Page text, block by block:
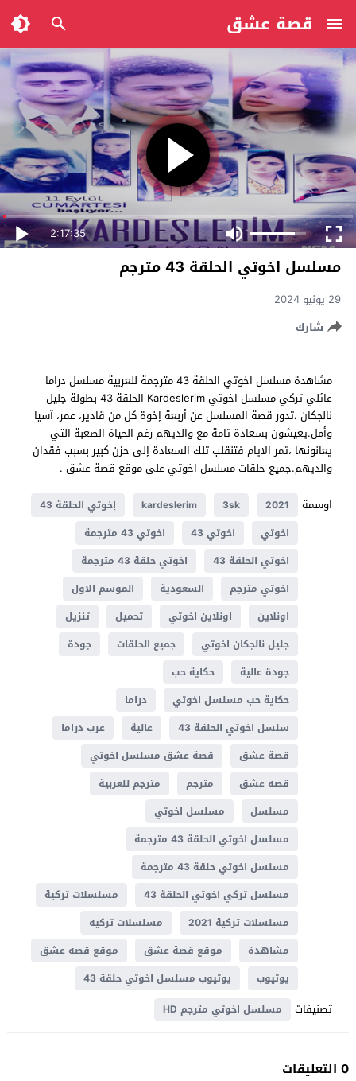
قصة عشق
2:17:35
مسلسل اخوتي الحلقة 43 مترجم
29 يونيو 2024
شارك
مشاهدة مسلسل اخوتي الحلقة 43 مترجمة للعربية مسلسل دراما
عائلي تركي مسلسل اخوتي Kardeslerim الحلقة 43 بطولة جليل
نالجكان ،تدور قصة المسلسل عن أربعة إخوة كل من قادير، عمر، آسيا
وأمل.يعيشون بسعادة تامة مع والديهم رغم الحياة الصعبة التي
يعانونها ،تمر الايام فتنقلب تلك السعادة إلى حزن كبير بسبب فقدان
والديهم.جميع حلقات مسلسل اخوتي على موقع قصة عشق .
اوسمة
2021
3sk
kardeslerim
إخوتي الحلقة 43
اخوتي
اخوتي 43
اخوتي 43 مترجمة
اخوتي الحلقة 43
اخوتي حلقة 43 مترجمة
اخوتي مترجم
السعودية
الموسم الاول
اونلاين
اونلاين اخوتي تحميل
تنزيل
جليل نالجكان اخوتي
جميع الحلقات
جودة
جودة عالية
حكاية حب
حكاية حب مسلسل اخوتي
دراما
سلسل اخوتي الحلقة 43
عالية
عرب دراما
قصة عشق
قصة عشق مسلسل اخوتي
قصه عشق
مترجم
مترجم للعربية
مسلسل
مسلسل اخوتي
مسلسل اخوتي الحلقة 43 مترجمة
مسلسل اخوتي حلقة 43 مترجمة
مسلسل تركي اخوتي الحلقة 43
مسلسلات تركية
مسلسلات تركية 2021
مسلسلات تركيه
مشاهدة
موقع قصة عشق
موقع قصه عشق
يوتيوب
يوتيوب مسلسل اخوتي حلقة 43
تصنيفات مسلسل اخوتي مترجم HD
0 التعليقات